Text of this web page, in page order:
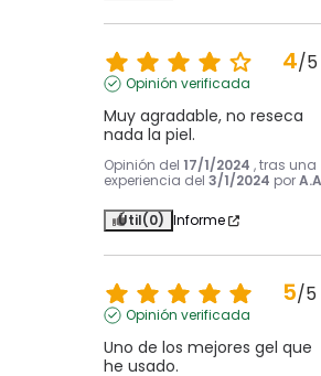
4/5
Opinión verificada
Muy agradable, no reseca
nada la piel.
Opinión del 17/1/2024 , tras una
experiencia del 3/1/2024 por
Útil(0) Informe
5/5
Opinión verificada
Uno de los mejores gel que
he usado.